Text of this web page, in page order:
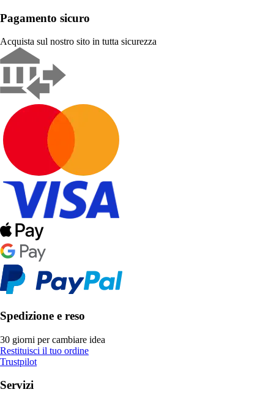
Pagamento sicuro
Acquista sul nostro sito in tutta sicurezza
Spedizione e reso
30 giorni per cambiare idea
Restituisci il tuo ordine
Trustpilot
Servizi